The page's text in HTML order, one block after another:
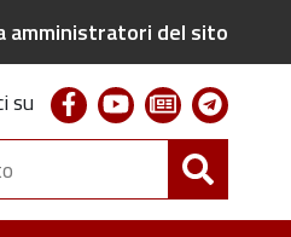
amministratori del sito
su facebookyoutubenewsletter
Cerca
nel
sito